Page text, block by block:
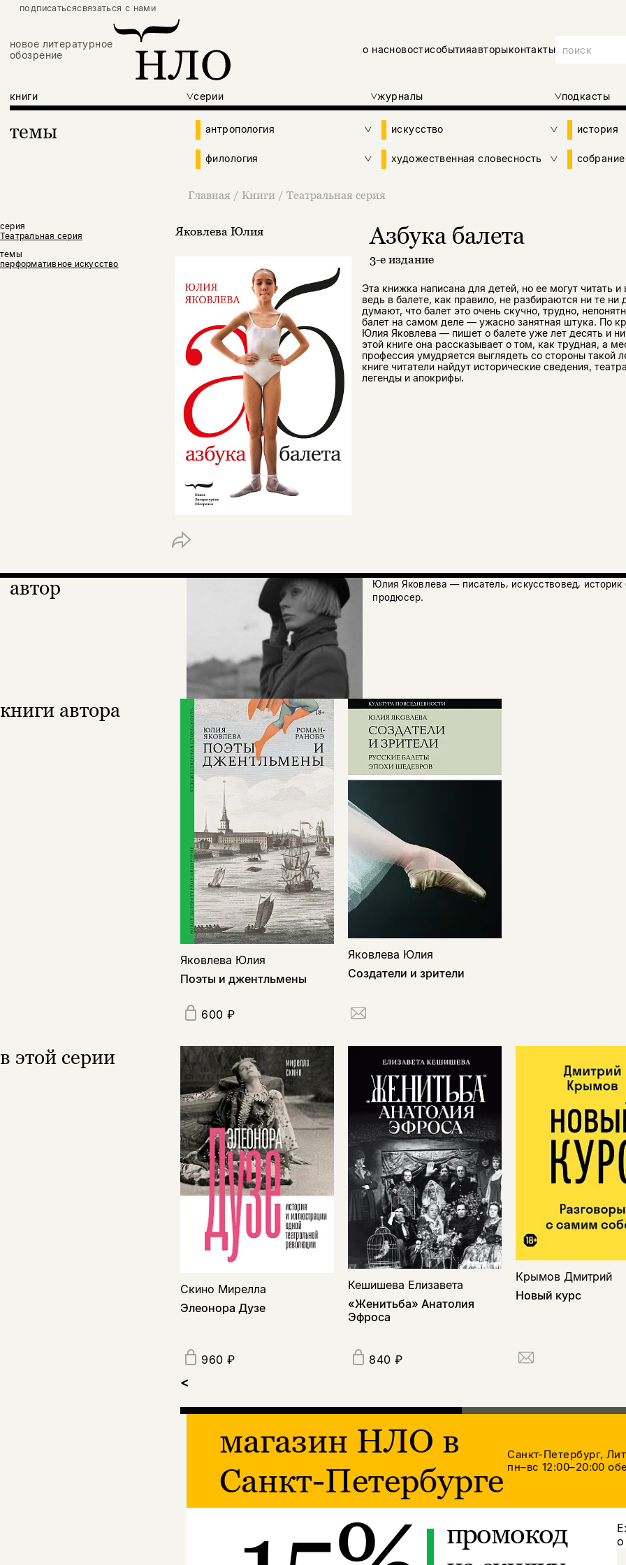
подписатьсясвязаться с нами
новое литературное
обозрение
о насновостисобытияавторыконтакты
книги серии журналы подкасты
темы антропология искусство история
филология художественная словесность
Главная / Книги / Театральная серия
серия
Театральная серия
темы
перформативное искусство
Яковлева Юлия Азбука балета
3-е издание
Эта книжка написана для детей, но ее могут читать
ведь в балете, как правило, не разбираются ни те ни
думают, что балет это очень скучно, трудно,
балет на самом деле — ужасно занятная штука. По
Юлия Яковлева — пишет о балете уже лет десять и
этой книге она рассказывает о том, как трудная, а
профессия умудряется выглядеть со стороны такой
книге читатели найдут исторические сведения,
легенды и апокрифы.
автор
Юлия Яковлева — писатель, искусствовед, историк
продюсер.
книги автора
Яковлева Юлия
Поэты и джентльмены
600 ₽
Яковлева Юлия
Создатели и зрители
в этой серии
Скино Мирелла
Элеонора Дузе
960 ₽
Кешишева Елизавета
«Женитьба» Анатолия
Эфроса
840 ₽
Крымов Дмитрий
Новый курс
<
магазин НЛО в
Санкт-Петербурге
Санкт-Петербург,
пн–вс 12:00–20:00
промокод